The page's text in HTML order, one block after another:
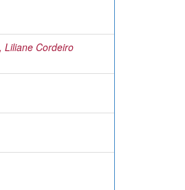
Liliane Cordeiro